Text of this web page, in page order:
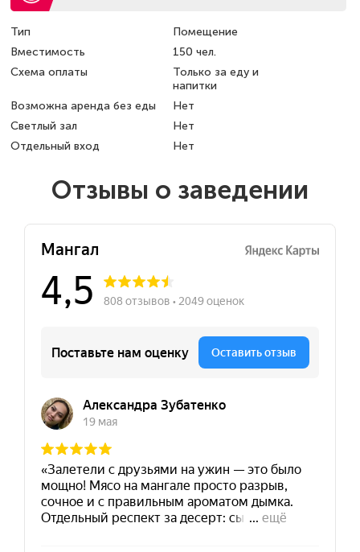
Тип
Помещение
Вместимость
150 чел.
Схема оплаты
Только за еду и
напитки
Возможна аренда без еды
Нет
Светлый зал
Нет
Отдельный вход
Нет
Отзывы о заведении